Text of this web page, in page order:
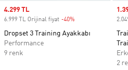
Sale price
4.299 TL
6.999 TL Orijinal fiyat -40%
Dropset 3 Training Ayakkabı
Performance
9 renk
2